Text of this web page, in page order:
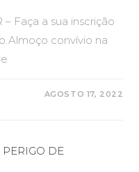
Faça a sua inscrição
convívio na
AGOSTO 17, 2022